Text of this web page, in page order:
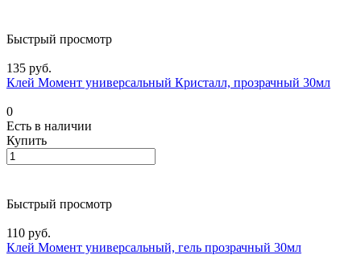
Быстрый просмотр
135 руб.
Клей Момент универсальный Кристалл, прозрачный 30мл
0
Есть в наличии
Купить
Быстрый просмотр
110 руб.
Клей Момент универсальный, гель прозрачный 30мл